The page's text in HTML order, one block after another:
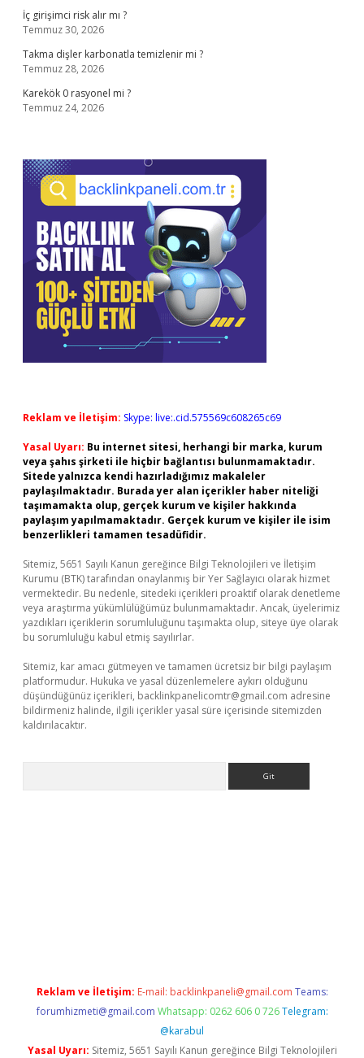
İç girişimci risk alır mı ?
Temmuz 30, 2026
Takma dişler karbonatla temizlenir mi ?
Temmuz 28, 2026
Karekök 0 rasyonel mi ?
Temmuz 24, 2026
Reklam ve İletişim: Skype: live:.cid.575569c608265c69
Yasal Uyarı: Bu internet sitesi, herhangi bir marka, kurum
veya şahıs şirketi ile hiçbir bağlantısı bulunmamaktadır.
Sitede yalnızca kendi hazırladığımız makaleler
paylaşılmaktadır. Burada yer alan içerikler haber niteliği
taşımamakta olup, gerçek kurum ve kişiler hakkında
paylaşım yapılmamaktadır. Gerçek kurum ve kişiler ile isim
benzerlikleri tamamen tesadüfidir.
Sitemiz, 5651 Sayılı Kanun gereğince Bilgi Teknolojileri ve İletişim
Kurumu (BTK) tarafından onaylanmış bir Yer Sağlayıcı olarak hizmet
vermektedir. Bu nedenle, sitedeki içerikleri proaktif olarak denetleme
veya araştırma yükümlülüğümüz bulunmamaktadır. Ancak, üyelerimiz
yazdıkları içeriklerin sorumluluğunu taşımakta olup, siteye üye olarak
bu sorumluluğu kabul etmiş sayılırlar.
Sitemiz, kar amacı gütmeyen ve tamamen ücretsiz bir bilgi paylaşım
platformudur. Hukuka ve yasal düzenlemelere aykırı olduğunu
düşündüğünüz içerikleri, backlinkpanelicomtr@gmail.com adresine
bildirmeniz halinde, ilgili içerikler yasal süre içerisinde sitemizden
kaldırılacaktır.
Reklam ve İletişim: E-mail: backlinkpaneli@gmail.com Teams:
forumhizmeti@gmail.com Whatsapp: 0262 606 0 726 Telegram:
@karabul
Yasal Uyarı: Sitemiz, 5651 Sayılı Kanun gereğince Bilgi Teknolojileri